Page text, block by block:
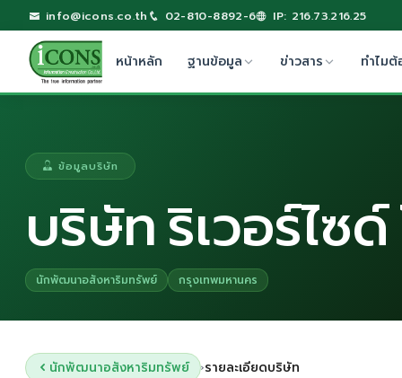
info@icons.co.th 02-810-8892-6 IP: 216.73.216.25
หน้าหลัก ฐานข้อมูล ข่าวสาร ทำไมต้
ข้อมูลบริษัท
บริษัท ริเวอร์ไซ
นักพัฒนาอสังหาริมทรัพย์ กรุงเทพมหานคร
นักพัฒนาอสังหาริมทรัพย์ ›รายละเอียดบริษัท